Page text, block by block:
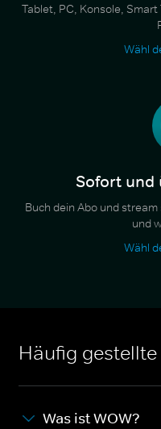
Tablet, PC, Konsole,
Wähl
Sofort und
Buch dein Abo und
und
Wähl
Häufig
Was ist WOW?